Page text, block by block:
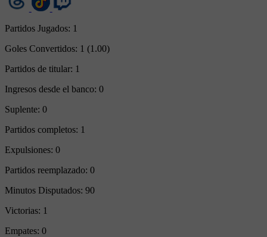
Partidos Jugados: 1
Goles Convertidos: 1 (1.00)
Partidos de titular: 1
Ingresos desde el banco: 0
Suplente: 0
Partidos completos: 1
Expulsiones: 0
Partidos reemplazado: 0
Minutos Disputados: 90
Victorias: 1
Empates: 0